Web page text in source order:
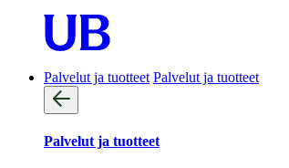
Palvelut ja tuotteet Palvelut ja tuotteet
Palvelut ja tuotteet